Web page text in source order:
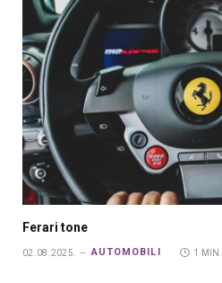
Ferari tone
02.08.2025. AUTOMOBILI 1 MIN.